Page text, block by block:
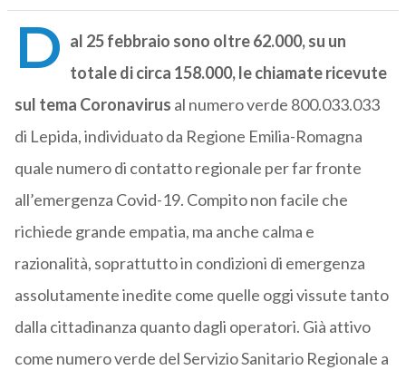
D al 25 febbraio sono oltre 62.000, su un
totale di circa 158.000, le chiamate ricevute
sul tema Coronavirus al numero verde 800.033.033
di Lepida, individuato da Regione Emilia-Romagna
quale numero di contatto regionale per far fronte
all’emergenza Covid-19. Compito non facile che
richiede grande empatia, ma anche calma e
razionalità, soprattutto in condizioni di emergenza
assolutamente inedite come quelle oggi vissute tanto
dalla cittadinanza quanto dagli operatori. Già attivo
come numero verde del Servizio Sanitario Regionale a